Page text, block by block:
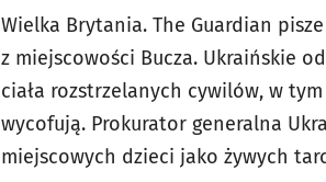
Wielka Brytania. The Guardian
z miejscowości Bucza. Ukraińskie
ciała rozstrzelanych cywilów, w
wycofują. Prokurator generalna
miejscowych dzieci jako żywych